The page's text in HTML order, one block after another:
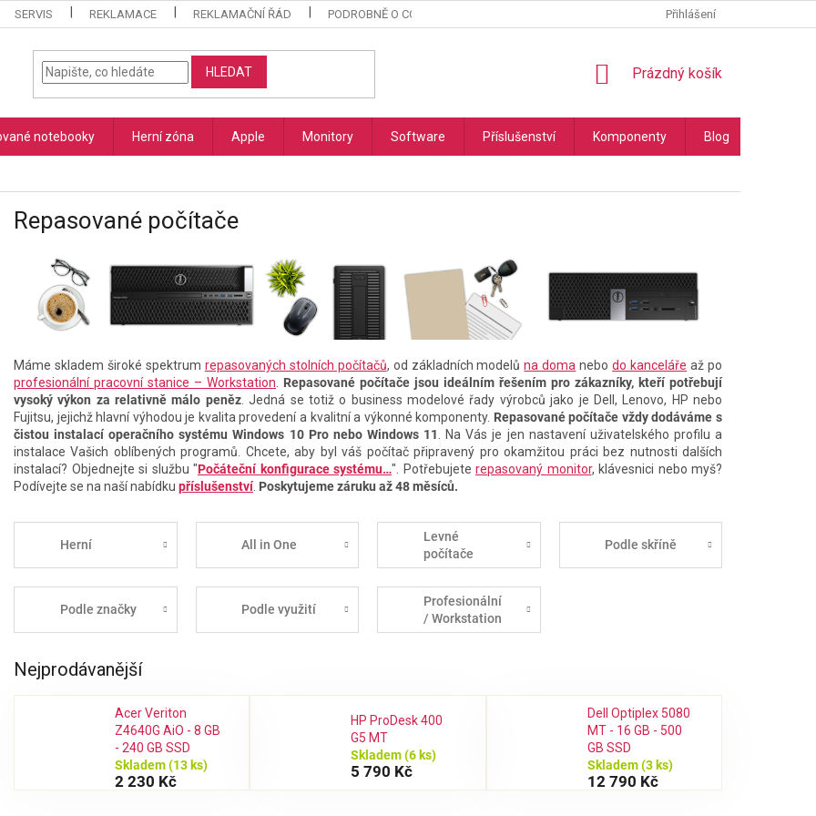
SERVIS REKLAMACE REKLAMAČNÍ ŘÁD PODROBNĚ O COOKIES PODMÍNKY OCHRANY OSOBNÍCH ÚDAJŮ
Přihlášení
HLEDAT
NÁKUPNÍ
Prázdný košík
notebooky Herní zóna Apple Monitory Software Příslušenství Komponenty Blog
Repasované počítače
Máme skladem široké spektrum repasovaných stolních počítačů, od základních modelůna doma nebodo kanceláře až po
profesionální pracovní stanice – Workstation. Repasované počítače jsou ideálním řešením pro zákazníky, kteří potřebují
vysoký výkon za relativně málo peněz. Jedná se totiž o business modelové řady výrobců jako je Dell, Lenovo, HP nebo
Fujitsu, jejichž hlavní výhodou je kvalita provedení a kvalitní a výkonné komponenty. Repasované počítače vždy dodáváme s
čistou instalací operačního systému Windows 10 Pro nebo Windows 11. Na Vás je jen nastavení uživatelského profilu a
instalace Vašich oblíbených programů. Chcete, aby byl váš počítač připravený pro okamžitou práci bez nutnosti dalších
instalací? Objednejte si službu "Počáteční konfigurace systému…". Potřebujete repasovaný monitor, klávesnici nebo myš?
Podívejte se na naší nabídku příslušenství. Poskytujeme záruku až 48 měsíců.
Herní All in One
Levné
počítače
Podle skříně
Podle značky Podle využití
Profesionální
/ Workstation
Nejprodávanější
Acer Veriton
Z4640G AiO - 8 GB
- 240 GB SSD
Skladem(13 ks)
2 230 Kč
HP ProDesk 400
G5 MT
Skladem(6 ks)
5 790 Kč
Dell Optiplex 5080
MT - 16 GB - 500
GB SSD
Skladem(3 ks)
12 790 Kč